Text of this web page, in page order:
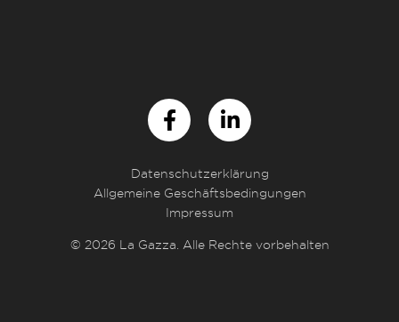
Datenschutzerklärung
Allgemeine Geschäftsbedingungen
Impressum
© 2026 La Gazza. Alle Rechte vorbehalten